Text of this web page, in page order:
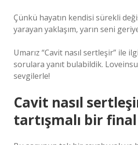
Çünkü hayatın kendisi sürekli
yarayan yaklaşım, yarın seni
Umarız “Cavit nasıl sertleşir” ile
sorulara yanıt bulabildik.
sevgilerle!
Cavit nasıl
tartışmalı bir final